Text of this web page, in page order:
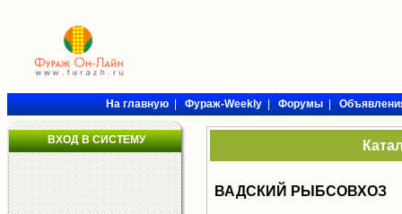
На главную|Фураж-Weekly|Форумы|
ВХОД В СИСТЕМУ
ВАДСКИЙ РЫБСОВХОЗ